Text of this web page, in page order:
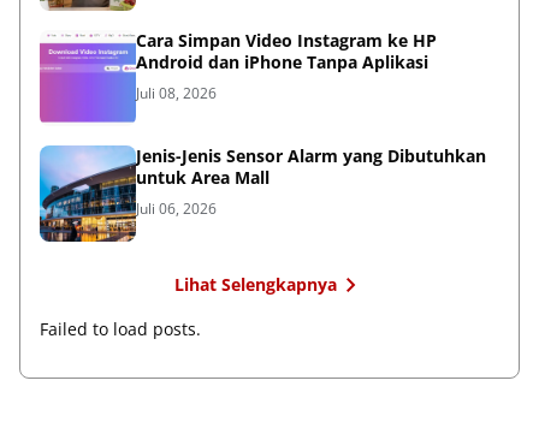
Cara Simpan Video Instagram ke HP
Android dan iPhone Tanpa Aplikasi
Juli 08, 2026
Jenis-Jenis Sensor Alarm yang Dibutuhkan
untuk Area Mall
Juli 06, 2026
Lihat Selengkapnya
Failed to load posts.